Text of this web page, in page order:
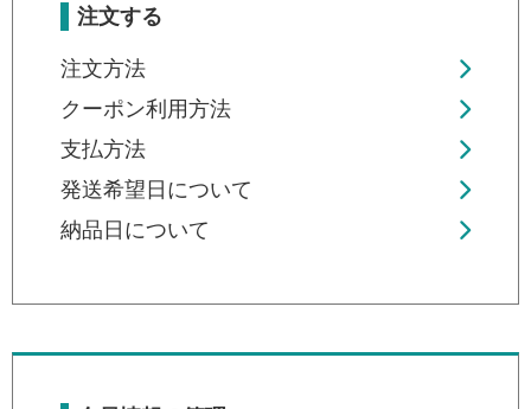
注文する
注文方法
クーポン利用方法
支払方法
発送希望日について
納品日について